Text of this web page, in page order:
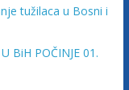
tužilaca u Bosni i
BiH POČINJE 01.